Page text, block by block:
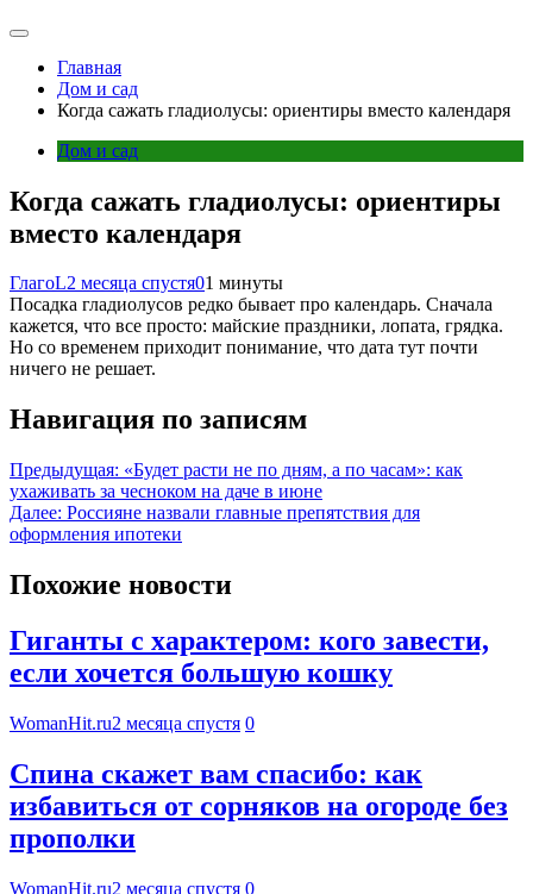
Главная
Дом и сад
Когда сажать гладиолусы: ориентиры вместо календаря
Дом и сад
Когда сажать гладиолусы: ориентиры
вместо календаря
ГлагоL2 месяца спустя01 минуты
Посадка гладиолусов редко бывает про календарь. Сначала
кажется, что все просто: майские праздники, лопата, грядка.
Но со временем приходит понимание, что дата тут почти
ничего не решает.
Навигация по записям
Предыдущая: «Будет расти не по дням, а по часам»: как
ухаживать за чесноком на даче в июне
Далее: Россияне назвали главные препятствия для
оформления ипотеки
Похожие новости
Гиганты с характером: кого завести,
если хочется большую кошку
WomanHit.ru2 месяца спустя 0
Спина скажет вам спасибо: как
избавиться от сорняков на огороде без
прополки
WomanHit.ru2 месяца спустя 0